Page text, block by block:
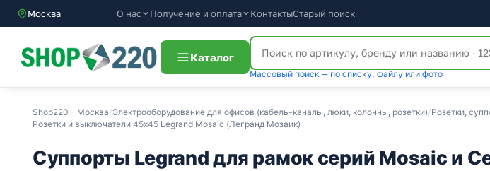
Москва О нас Получение и оплата КонтактыСтарый поиск
Каталог
Массовый поиск — по списку, файлу или фото
Shop220 - Москва/Электрооборудование для офисов (кабель-каналы, люки, колонны, розетки)/Розетки,
Розетки и выключатели 45х45 Legrand Mosaic (Легранд Мозаик)
Суппорты Legrand для рамок серий Mosaic и